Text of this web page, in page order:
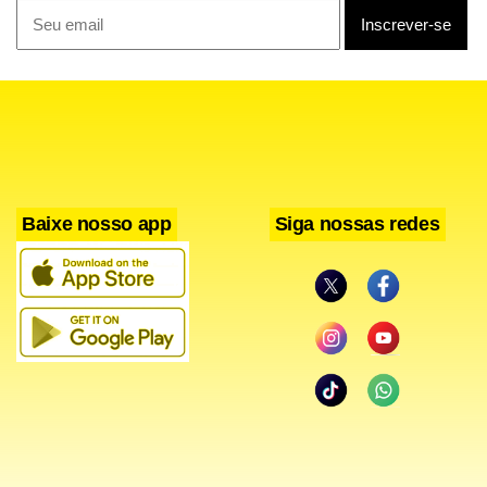
Apesar disso, o médico Pedro Morais ressalta que não se
pode trocar um equipamento pelo outro. A ideia
desenvolvida no DF, lembra, é um paliativo à grande
Baixe nosso app Siga nossas redes